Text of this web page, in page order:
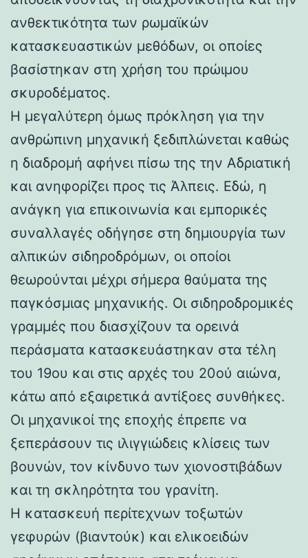
ανθεκτικότητα των ρωμαϊκών
κατασκευαστικών μεθόδων, οι οποίες
βασίστηκαν στη χρήση του πρώιμου
σκυροδέματος.
Η μεγαλύτερη όμως πρόκληση για την
ανθρώπινη μηχανική ξεδιπλώνεται καθώς
η διαδρομή αφήνει πίσω της την Αδριατική
και ανηφορίζει προς τις Άλπεις. Εδώ, η
ανάγκη για επικοινωνία και εμπορικές
συναλλαγές οδήγησε στη δημιουργία των
αλπικών σιδηροδρόμων, οι οποίοι
θεωρούνται μέχρι σήμερα θαύματα της
παγκόσμιας μηχανικής. Οι σιδηροδρομικές
γραμμές που διασχίζουν τα ορεινά
περάσματα κατασκευάστηκαν στα τέλη
του 19ου και στις αρχές του 20ού αιώνα,
κάτω από εξαιρετικά αντίξοες συνθήκες.
Οι μηχανικοί της εποχής έπρεπε να
ξεπεράσουν τις ιλιγγιώδεις κλίσεις των
βουνών, τον κίνδυνο των χιονοστιβάδων
και τη σκληρότητα του γρανίτη.
Η κατασκευή περίτεχνων τοξωτών
γεφυρών (βιαντούκ) και ελικοειδών